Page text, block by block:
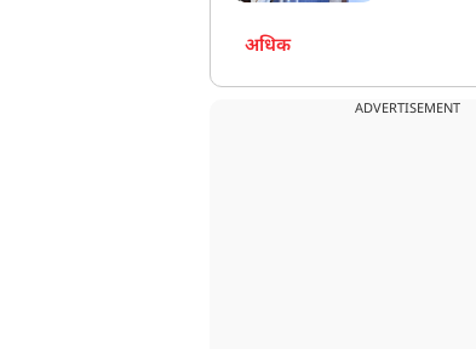
अधिक
ADVERTISEMENT